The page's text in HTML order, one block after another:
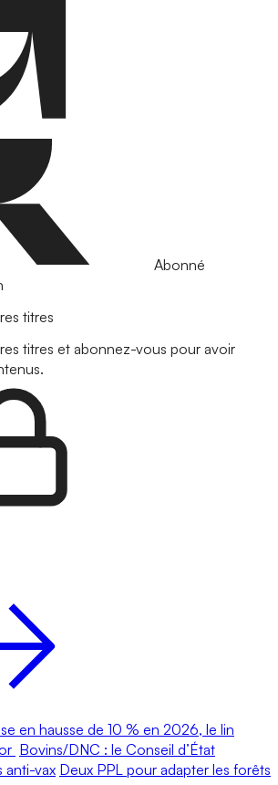
Abonné
titres
titres et abonnez-vous pour avoir
en hausse de 10 % en 2026, le lin
Bovins/DNC : le Conseil d’État
anti-vax Deux PPL pour adapter les forêts